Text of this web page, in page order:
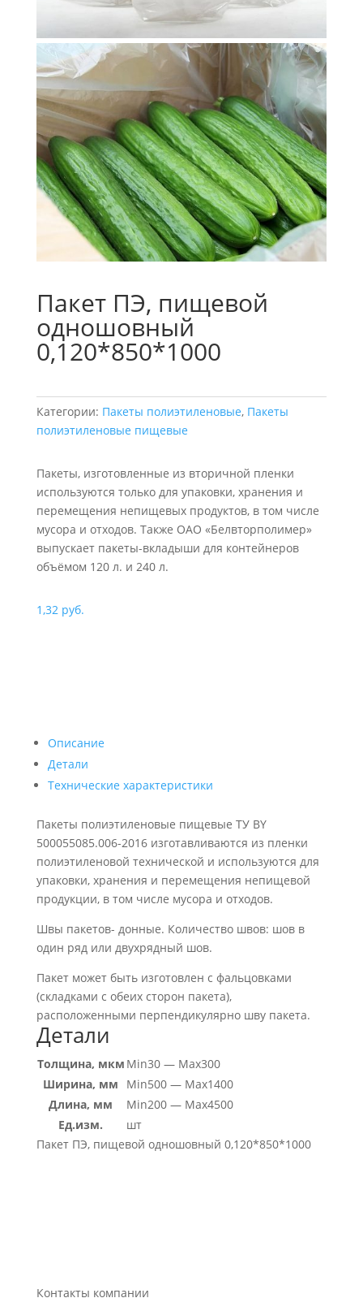
Пакет ПЭ, пищевой
одношовный
0,120*850*1000
Категории: Пакеты полиэтиленовые, Пакеты
полиэтиленовые пищевые
Пакеты, изготовленные из вторичной пленки
используются только для упаковки, хранения и
перемещения непищевых продуктов, в том числе
мусора и отходов. Также ОАО «Белвторполимер»
выпускает пакеты-вкладыши для контейнеров
объёмом 120 л. и 240 л.
1,32 руб.
Описание
Детали
Технические характеристики
Пакеты полиэтиленовые пищевые ТУ BY
500055085.006-2016 изготавливаются из пленки
полиэтиленовой технической и используются для
упаковки, хранения и перемещения непищевой
продукции, в том числе мусора и отходов.
Швы пакетов- донные. Количество швов: шов в
один ряд или двухрядный шов.
Пакет может быть изготовлен с фальцовками
(складками с обеих сторон пакета),
расположенными перпендикулярно шву пакета.
Детали
Толщина, мкм Min30 — Max300
Ширина, мм
Min500 — Max1400
Длина, мм
Min200 — Max4500
Ед.изм.
шт
Пакет ПЭ, пищевой одношовный 0,120*850*1000
Контакты компании